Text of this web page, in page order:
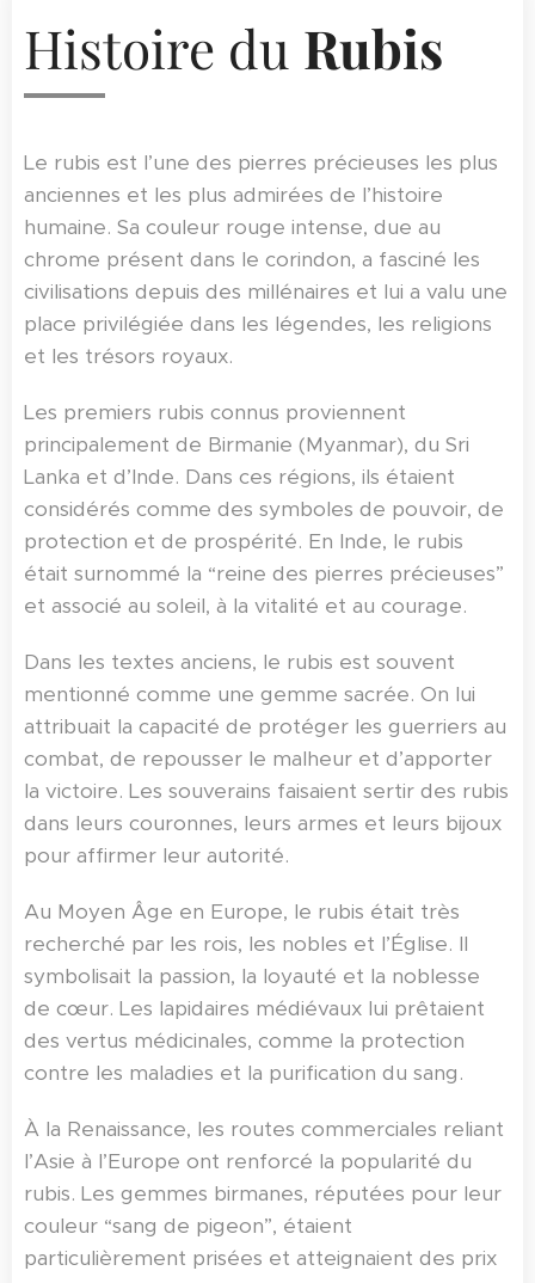
Histoire du Rubis
Le rubis est l’une des pierres précieuses les plus
anciennes et les plus admirées de l’histoire
humaine. Sa couleur rouge intense, due au
chrome présent dans le corindon, a fasciné les
civilisations depuis des millénaires et lui a valu une
place privilégiée dans les légendes, les religions
et les trésors royaux.
Les premiers rubis connus proviennent
principalement de Birmanie (Myanmar), du Sri
Lanka et d’Inde. Dans ces régions, ils étaient
considérés comme des symboles de pouvoir, de
protection et de prospérité. En Inde, le rubis
était surnommé la “reine des pierres précieuses”
et associé au soleil, à la vitalité et au courage.
Dans les textes anciens, le rubis est souvent
mentionné comme une gemme sacrée. On lui
attribuait la capacité de protéger les guerriers au
combat, de repousser le malheur et d’apporter
la victoire. Les souverains faisaient sertir des rubis
dans leurs couronnes, leurs armes et leurs bijoux
pour affirmer leur autorité.
Au Moyen Âge en Europe, le rubis était très
recherché par les rois, les nobles et l’Église. Il
symbolisait la passion, la loyauté et la noblesse
de cœur. Les lapidaires médiévaux lui prêtaient
des vertus médicinales, comme la protection
contre les maladies et la purification du sang.
À la Renaissance, les routes commerciales reliant
l’Asie à l’Europe ont renforcé la popularité du
rubis. Les gemmes birmanes, réputées pour leur
couleur “sang de pigeon”, étaient
particulièrement prisées et atteignaient des prix